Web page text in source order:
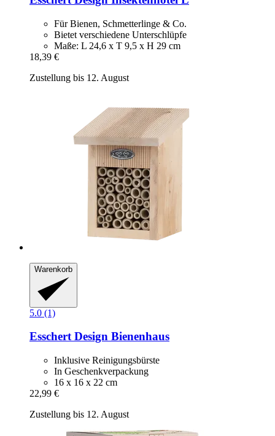
Für Bienen, Schmetterlinge & Co.
Bietet verschiedene Unterschlüpfe
Maße: L 24,6 x T 9,5 x H 29 cm
18,39 €
Zustellung bis 12. August
Warenkorb
5.0 (1)
Esschert Design Bienenhaus
Inklusive Reinigungsbürste
In Geschenkverpackung
16 x 16 x 22 cm
22,99 €
Zustellung bis 12. August